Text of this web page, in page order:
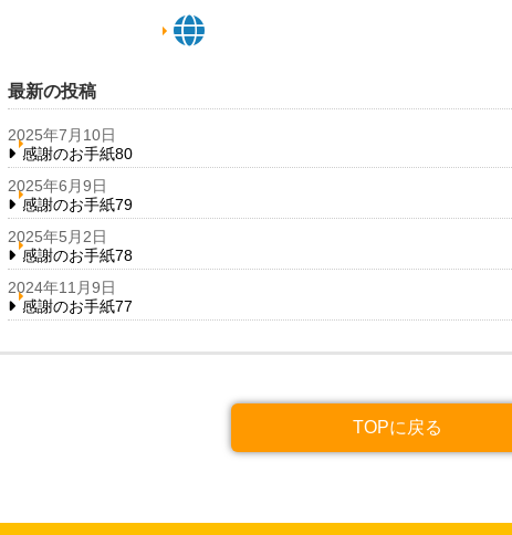
最新の投稿
2025年7月10日
感謝のお手紙80
2025年6月9日
感謝のお手紙79
2025年5月2日
感謝のお手紙78
2024年11月9日
感謝のお手紙77
TOPに戻る